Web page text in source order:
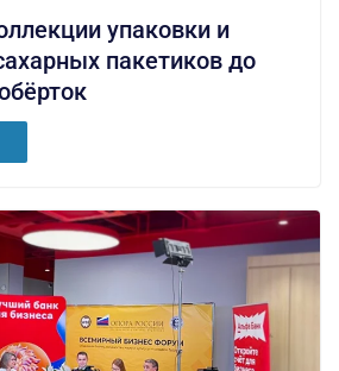
упаковки и
пакетиков до